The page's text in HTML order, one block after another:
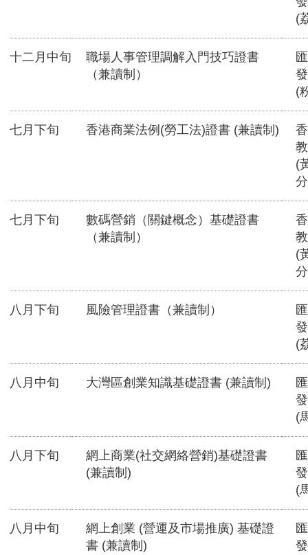
(
十二月中旬
職場人事管理調解入門技巧證書
（兼讀制）
(
七月下旬 香港商業法例(勞工法)證書 (兼讀制)
(
七月下旬
數碼營銷（關鍵概念）基礎證書
（兼讀制）
(
八月下旬 風險管理證書（兼讀制）
(
八月中旬 大灣區創業知識基礎證書 (兼讀制)
(
八月下旬
網上商業(社交網絡營銷)基礎證書
(兼讀制)
(
八月中旬
網上創業 (營運及市場推廣) 基礎證
書 (兼讀制)